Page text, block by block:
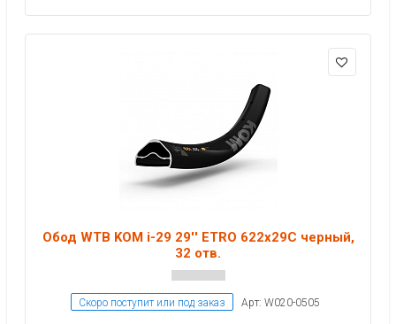
Обод WTB KOM i-29 29'' ETRO 622x29C черный,
32 отв.
Скоро поступит или под заказ Арт: W020-0505